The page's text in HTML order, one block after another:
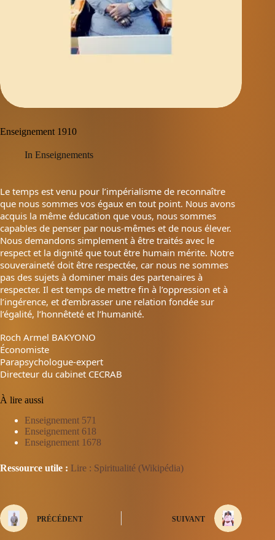
Enseignement 1910
In Enseignements
Le temps est venu pour l’impérialisme de reconnaître
que nous sommes vos égaux en tout point. Nous avons
acquis la même éducation que vous, nous sommes
capables de penser par nous-mêmes et de nous élever.
Nous demandons simplement à être traités avec le
respect et la dignité que tout être humain mérite. Notre
souveraineté doit être respectée, car nous ne sommes
pas des sujets à dominer mais des partenaires à
respecter. Il est temps de mettre fin à l’oppression et à
l’ingérence, et d’embrasser une relation fondée sur
l’égalité, l’honnêteté et l’humanité.
Roch Armel BAKYONO
Économiste
Parapsychologue-expert
Directeur du cabinet CECRAB
À lire aussi
Enseignement 571
Enseignement 618
Enseignement 1678
Ressource utile : Lire : Spiritualité (Wikipédia)
PRÉCÉDENT SUIVANT